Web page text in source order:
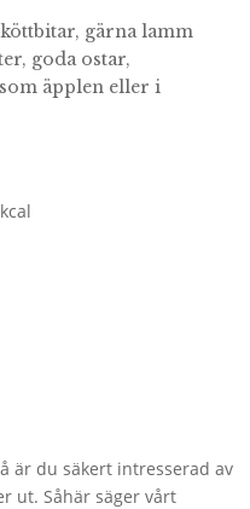
gärna lamm
goda ostar,
äpplen eller i
är du säkert intresserad av
ut. Såhär säger vårt